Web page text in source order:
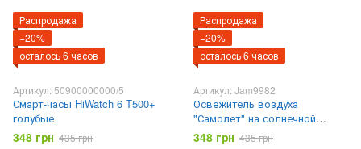
Распродажа
−20%
осталось 6 часов
Артикул: 50900000000/5
Смарт-часы HiWatch 6 T500+
голубые
348 грн 435 грн
Распродажа
−20%
осталось 6 часов
Артикул: Jam9982
Освежитель воздуха
"Самолет" на солнечной
батарее
348 грн 435 грн